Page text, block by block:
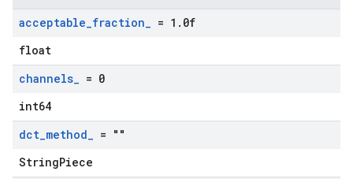
acceptable_fraction_ = 1 . 0f
float
channels_ = 0
int64
dct_method_ = ""
StringPiece